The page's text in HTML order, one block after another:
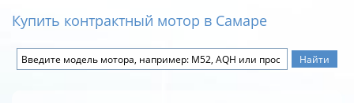
Купить контрактный мотор в Самаре